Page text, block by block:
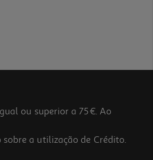
ou superior a 75€. Ao
a utilização de Crédito.